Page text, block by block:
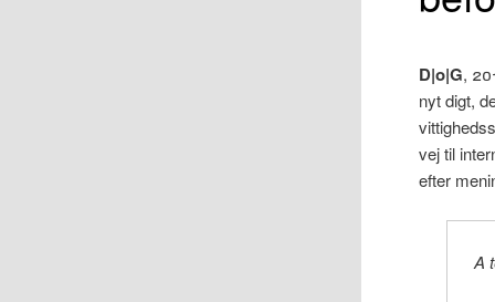
D|o|G,
nyt digt,
vej til
efter
A